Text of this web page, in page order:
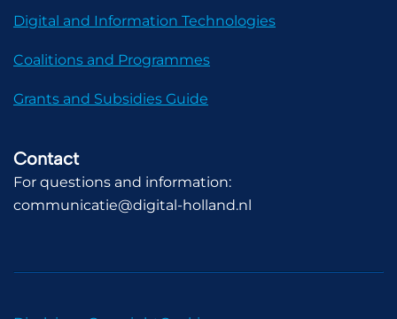
Digital and Information Technologies
Coalitions and Programmes
Grants and Subsidies Guide
Contact
For questions and information:
communicatie@digital-holland.nl